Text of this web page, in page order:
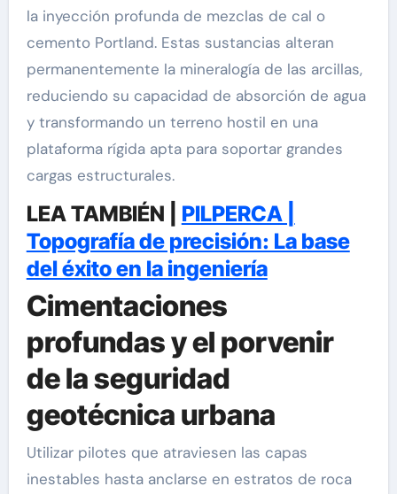
la inyección profunda de mezclas de cal o
cemento Portland. Estas sustancias alteran
permanentemente la mineralogía de las arcillas,
reduciendo su capacidad de absorción de agua
y transformando un terreno hostil en una
plataforma rígida apta para soportar grandes
cargas estructurales.
LEA TAMBIÉN | PILPERCA |
Topografía de precisión: La base
del éxito en la ingeniería
Cimentaciones
profundas y el porvenir
de la seguridad
geotécnica urbana
Utilizar pilotes que atraviesen las capas
inestables hasta anclarse en estratos de roca